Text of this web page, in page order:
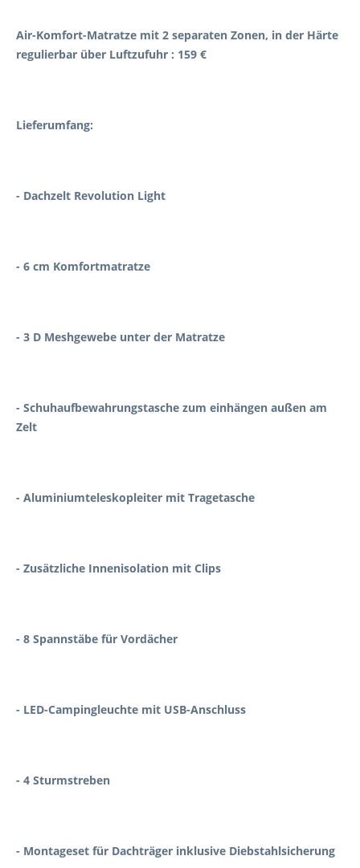
Air-Komfort-Matratze mit 2 separaten Zonen, in der Härte
regulierbar über Luftzufuhr : 159 €
Lieferumfang:
- Dachzelt Revolution Light
- 6 cm Komfortmatratze
- 3 D Meshgewebe unter der Matratze
- Schuhaufbewahrungstasche zum einhängen außen am
Zelt
- Aluminiumteleskopleiter mit Tragetasche
- Zusätzliche Innenisolation mit Clips
- 8 Spannstäbe für Vordächer
- LED-Campingleuchte mit USB-Anschluss
- 4 Sturmstreben
- Montageset für Dachträger inklusive Diebstahlsicherung